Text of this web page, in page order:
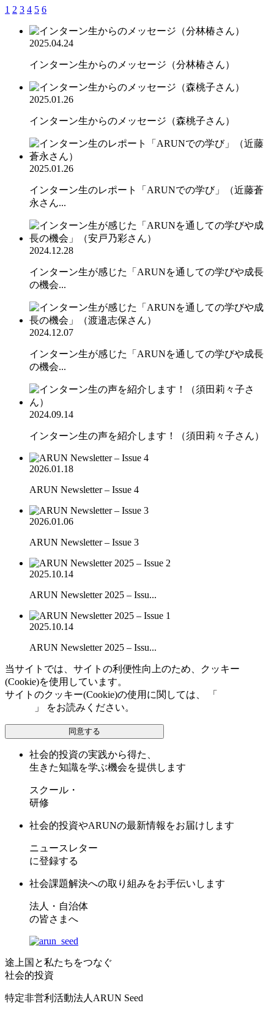
1 2 3 4 5 6
2025.04.24
インターン生からのメッセージ（分林椿さん）
2025.01.26
インターン生からのメッセージ（森桃子さん）
2025.01.26
インターン生のレポート「ARUNでの学び」（近藤蒼
永さん...
2024.12.28
インターン生が感じた「ARUNを通しての学びや成長
の機会...
2024.12.07
インターン生が感じた「ARUNを通しての学びや成長
の機会...
2024.09.14
インターン生の声を紹介します！（須田莉々子さん）
2026.01.18
ARUN Newsletter – Issue 4
2026.01.06
ARUN Newsletter – Issue 3
2025.10.14
ARUN Newsletter 2025 – Issu...
2025.10.14
ARUN Newsletter 2025 – Issu...
当サイトでは、サイトの利便性向上のため、クッキー
(Cookie)を使用しています。
サイトのクッキー(Cookie)の使用に関しては、 「
」 をお読みください。
同意する
社会的投資の実践から得た、
生きた知識を学ぶ機会を提供します
スクール・
研修
社会的投資やARUNの最新情報をお届けします
ニュースレター
に登録する
社会課題解決への取り組みをお手伝いします
法人・自治体
の皆さまへ
途上国と私たちをつなぐ
社会的投資
特定非営利活動法人ARUN Seed